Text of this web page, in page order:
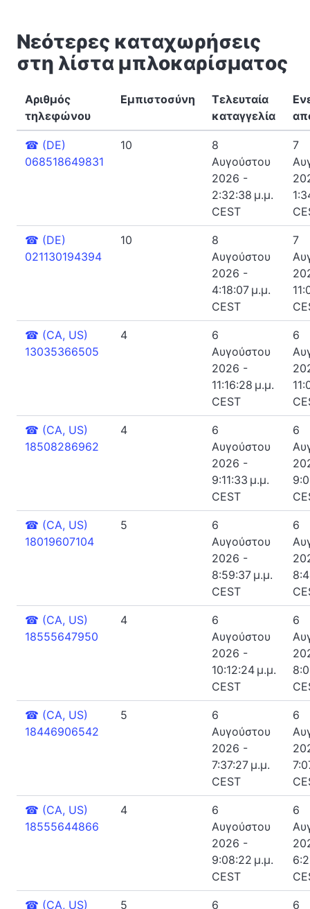
Νεότερες καταχωρήσεις
στη λίστα μπλοκαρίσματος
Αριθμός
τηλεφώνου
Εμπιστοσύνη
Τελευταία
καταγγελία
☎ (DE)
068518649831
10
8
Αυγούστου
2026 -
2:32:38 μ.μ.
CEST
7
☎ (DE)
021130194394
10
8
Αυγούστου
2026 -
4:18:07 μ.μ.
CEST
7
☎ (CA, US)
13035366505
4
6
Αυγούστου
2026 -
11:16:28 μ.μ.
CEST
6
☎ (CA, US)
18508286962
4
6
Αυγούστου
2026 -
9:11:33 μ.μ.
CEST
6
☎ (CA, US)
18019607104
5
6
Αυγούστου
2026 -
8:59:37 μ.μ.
CEST
6
☎ (CA, US)
18555647950
4
6
Αυγούστου
2026 -
10:12:24 μ.μ.
CEST
6
☎ (CA, US)
18446906542
5
6
Αυγούστου
2026 -
7:37:27 μ.μ.
CEST
6
☎ (CA, US)
18555644866
4
6
Αυγούστου
2026 -
9:08:22 μ.μ.
CEST
6
☎ (CA, US)
5
6
6